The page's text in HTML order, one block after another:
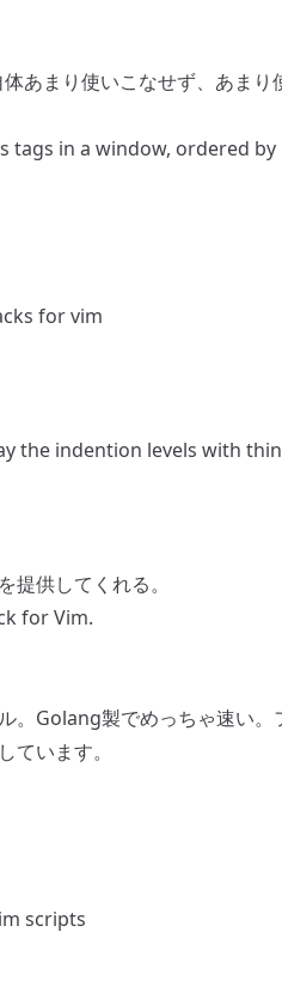
あまり使いこなせず、あまり
tags in a window, ordered by
for vim
the indention levels with thin
供してくれる。
for Vim.
。Golang製でめっちゃ速い。
います。
scripts